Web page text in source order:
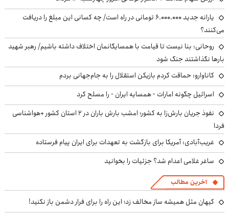
یارانه جدید ۶.۰۰۰.۰۰۰ تومانی در راه است/ چه کسانی این مبلغ را دریافت
می‌کنند؟
روحانی: بنا نیست تا قیامت با همسایگانمان اختلاف داشته باشیم/ رهبر شهید
بارها نگذاشتند جنگ شود
کاناوارو: حماقت کردم بازیکن استقلال را به جام‌جهانی بردم
اسرائیل چگونه امارات - همسایه ایران - را مسلح کرد
نفوذ جریان بارش‌زا به کشور؛ امشب بارش باران در ۲ استان کشور +هواشناسی
فردا
غریب‌آبادی: آمریکا برای بازگشت به تعهدات برای ایران پیام فرستاده
ساغر غلامی اعدام شد؟ جزئیات را بخوانید
آخرین مطالب
کیهان مثل همیشه ساز مخالف زد؛ این راه را برای فرار دشمن باز نکنید!